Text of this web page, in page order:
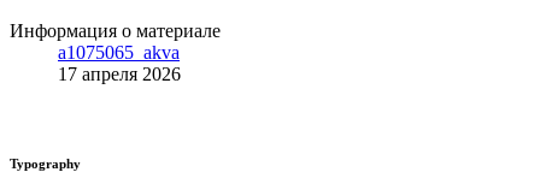
Информация о материале
a1075065_akva
17 апреля 2026
Typography